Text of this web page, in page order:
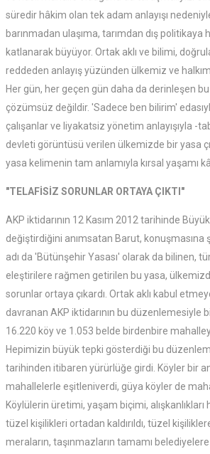
süredir hâkim olan tek adam anlayışı
barınmadan ulaşıma, tarımdan dış
katlanarak büyüyor. Ortak aklı ve bilimi,
reddeden anlayış yüzünden ülkemiz ve
Her gün, her geçen gün daha da derinleşen
çözümsüz değildir. 'Sadece ben bilirim'
çalışanlar ve liyakatsiz yönetim anlayışıyla -
devleti görüntüsü verilen ülkemizde bir yasa
yasa kelimenin tam anlamıyla kırsal yaşamı
"TELAFİSİZ SORUNLAR ORTAYA ÇIKTI"
AKP iktidarının 12 Kasım 2012 tarihinde
değiştirdiğini anımsatan Barut, konuşmasına
adı da 'Bütünşehir Yasası' olarak da bilinen,
eleştirilere rağmen getirilen bu yasa,
sorunlar ortaya çıkardı. Ortak aklı kabul
davranan AKP iktidarının bu düzenlemesiyle
16.220 köy ve 1.053 belde birdenbire
Hepimizin büyük tepki gösterdiği bu
tarihinden itibaren yürürlüğe girdi. Köyler bir
mahallelerle eşitleniverdi, güya köyler de
Köylülerin üretimi, yaşam biçimi,
tüzel kişilikleri ortadan kaldırıldı, tüzel
meraların, taşınmazların tamamı